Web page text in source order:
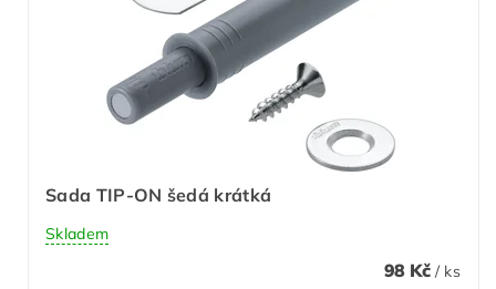
Sada TIP-ON šedá krátká
Skladem
98 Kč / ks